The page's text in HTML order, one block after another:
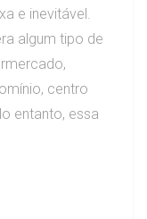
e inevitável.
algum tipo de
centro
entanto, essa